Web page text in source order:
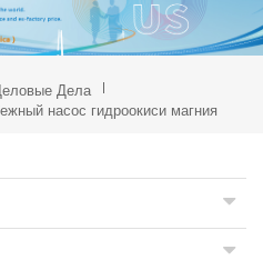
Дела
насос гидроокиси магния